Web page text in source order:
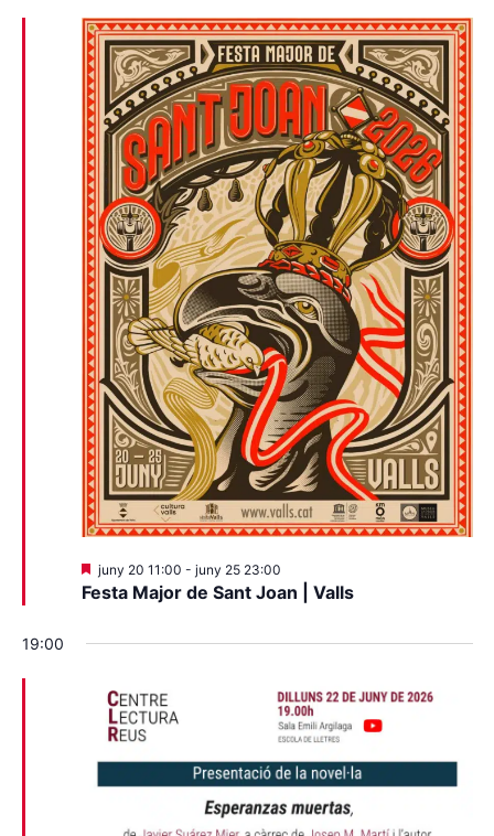
Festa Major de Sant Joan | Valls
Destacats
juny 20 11:00 - juny 25 23:00
19:00